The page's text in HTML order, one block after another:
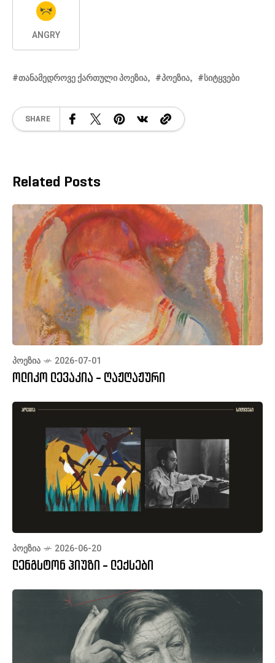
ANGRY
ᲗᲐᲜᲐᲛᲔᲓᲠᲝᲕᲔ ᲥᲐᲠᲗᲣᲚᲘ ᲞᲝᲔᲖᲘᲐ ᲞᲝᲔᲖᲘᲐ ᲡᲘᲢᲧᲕᲔᲑᲘ
SHARE
Related Posts
ᲞᲝᲔᲖᲘᲐ 2026-07-01
ოლიკო ლევაკია - ღაჟღაჟური
ᲞᲝᲔᲖᲘᲐ 2026-06-20
ლენგსტონ ჰიუზი - ლექსები